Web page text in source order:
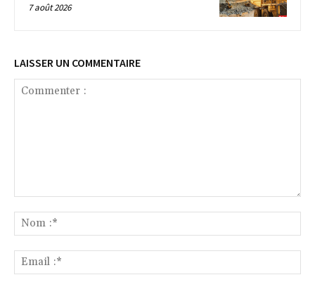
7 août 2026
LAISSER UN COMMENTAIRE
:*
:*